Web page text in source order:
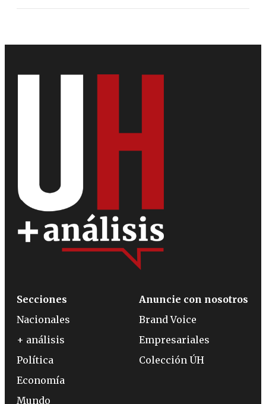
Secciones
Nacionales
+ análisis
Política
Economía
Mundo
Anuncie con nosotros
Brand Voice
Empresariales
Colección ÚH